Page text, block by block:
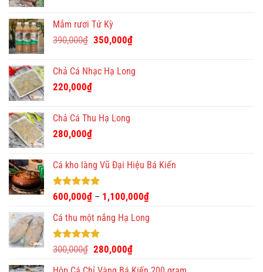
Mắm rươi Tứ Kỳ
390,000₫ Giá
390,000₫.
350,000₫Giá
là:
Chả Cá Nhạc Hạ Long
220,000₫
Chả Cá Thu Hạ Long
280,000₫
Cá kho làng Vũ Đại Hiệu Bá Kiến
Được xếp
hạng
4.93
5 sao
600,000₫ – 1,100,000₫
Cá thu một nắng Hạ Long
Được xếp
hạng
5.00
5 sao
300,000₫ Giá
280,000₫Giá